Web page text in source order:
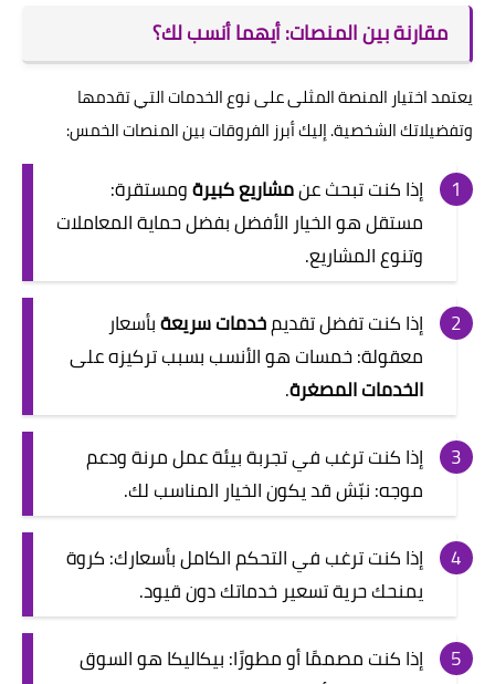
مقارنة بين المنصات: أيهما أنسب لك؟
يعتمد اختيار المنصة المثلى على نوع الخدمات التي تقدمها
وتفضيلاتك الشخصية. إليك أبرز الفروقات بين المنصات الخمس:
إذا كنت تبحث عنمشاريع كبيرةومستقرة:
مستقل هو الخيار الأفضل بفضل حماية المعاملات
وتنوع المشاريع.
إذا كنت تفضل تقديمخدمات سريعةبأسعار
معقولة: خمسات هو الأنسب بسبب تركيزه على
الخدمات المصغرة.
إذا كنت ترغب في تجربة بيئة عمل مرنة ودعم
موجه: نبّش قد يكون الخيار المناسب لك.
إذا كنت ترغب في التحكم الكامل بأسعارك: كروة
يمنحك حرية تسعير خدماتك دون قيود.
إذا كنت مصممًا أو مطورًا: بيكاليكا هو السوق